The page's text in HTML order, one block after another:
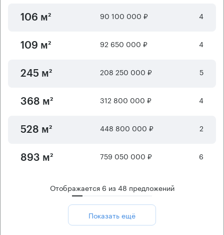
106 м² 90 100 000 ₽ 4
109 м² 92 650 000 ₽ 4
245 м² 208 250 000 ₽ 5
368 м² 312 800 000 ₽ 4
528 м² 448 800 000 ₽ 2
893 м² 759 050 000 ₽ 6
Отображается 6 из48 предложений
Показать ещё